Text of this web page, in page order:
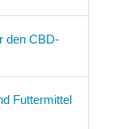
den CBD-
Futtermittel